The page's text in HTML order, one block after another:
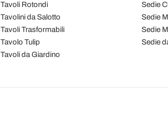
Tavoli Rotondi
Tavolini da Salotto
Tavoli Trasformabili
Tavolo Tulip
Tavoli da Giardino
Sedie
Sedie
Sedie
Sedie